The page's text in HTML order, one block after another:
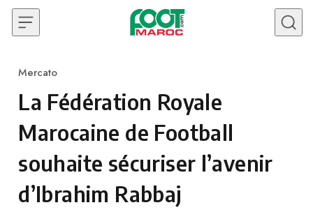
Skip to content
Category
Mercato
La Fédération Royale
Marocaine de Football
souhaite sécuriser l’avenir
d’Ibrahim Rabbaj